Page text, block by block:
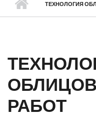
ТЕХНОЛОГИЯ
РАБОТ